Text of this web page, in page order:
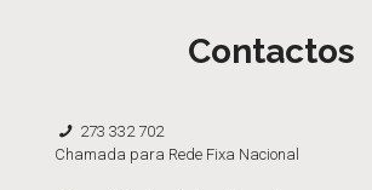
Contactos
273 332 702
Chamada para Rede Fixa Nacional